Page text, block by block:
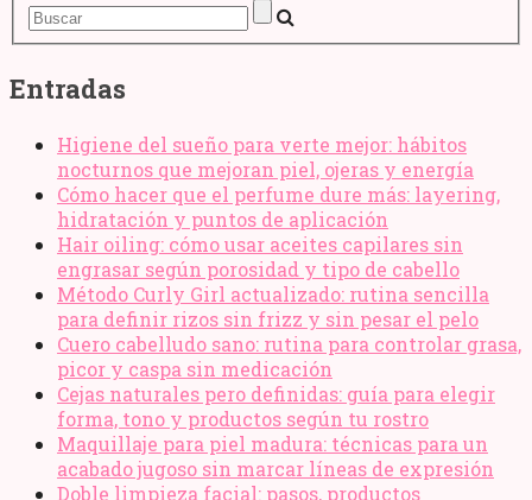
Entradas
Higiene del sueño para verte mejor: hábitos
nocturnos que mejoran piel, ojeras y energía
Cómo hacer que el perfume dure más: layering,
hidratación y puntos de aplicación
Hair oiling: cómo usar aceites capilares sin
engrasar según porosidad y tipo de cabello
Método Curly Girl actualizado: rutina sencilla
para definir rizos sin frizz y sin pesar el pelo
Cuero cabelludo sano: rutina para controlar grasa,
picor y caspa sin medicación
Cejas naturales pero definidas: guía para elegir
forma, tono y productos según tu rostro
Maquillaje para piel madura: técnicas para un
acabado jugoso sin marcar líneas de expresión
Doble limpieza facial: pasos, productos